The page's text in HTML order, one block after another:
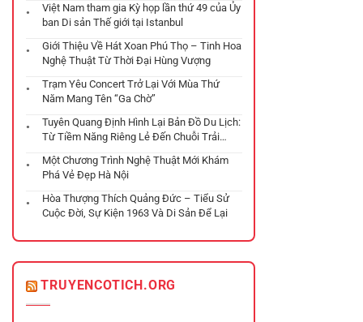
Việt Nam tham gia Kỳ họp lần thứ 49 của Ủy
ban Di sản Thế giới tại Istanbul
Giới Thiệu Về Hát Xoan Phú Thọ – Tinh Hoa
Nghệ Thuật Từ Thời Đại Hùng Vượng
Trạm Yêu Concert Trở Lại Với Mùa Thứ
Năm Mang Tên “Ga Chờ”
Tuyên Quang Định Hình Lại Bản Đồ Du Lịch:
Từ Tiềm Năng Riêng Lẻ Đến Chuỗi Trải
Một Chương Trình Nghệ Thuật Mới Khám
Phá Vẻ Đẹp Hà Nội
Hòa Thượng Thích Quảng Đức – Tiểu Sử
Cuộc Đời, Sự Kiện 1963 Và Di Sản Để Lại
TRUYENCOTICH.ORG